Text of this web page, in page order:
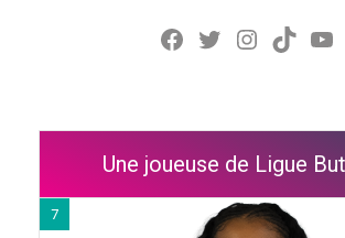
Facebook
Twitter
Instagram
TikTok
Une joueuse de Ligue
7